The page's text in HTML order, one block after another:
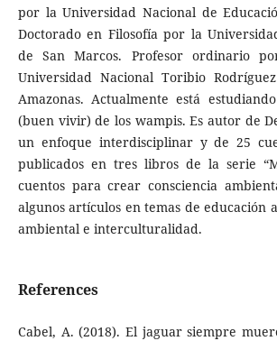
por la Universidad Nacional de
Doctorado en Filosofía por la
de San Marcos. Profesor ordinario
Universidad Nacional Toribio
Amazonas. Actualmente está
(buen vivir) de los wampis. Es autor de
un enfoque interdisciplinar y de 25
publicados en tres libros de la serie
cuentos para crear consciencia
algunos artículos en temas de educación
ambiental e interculturalidad.
References
Cabel, A. (2018). El jaguar siempre